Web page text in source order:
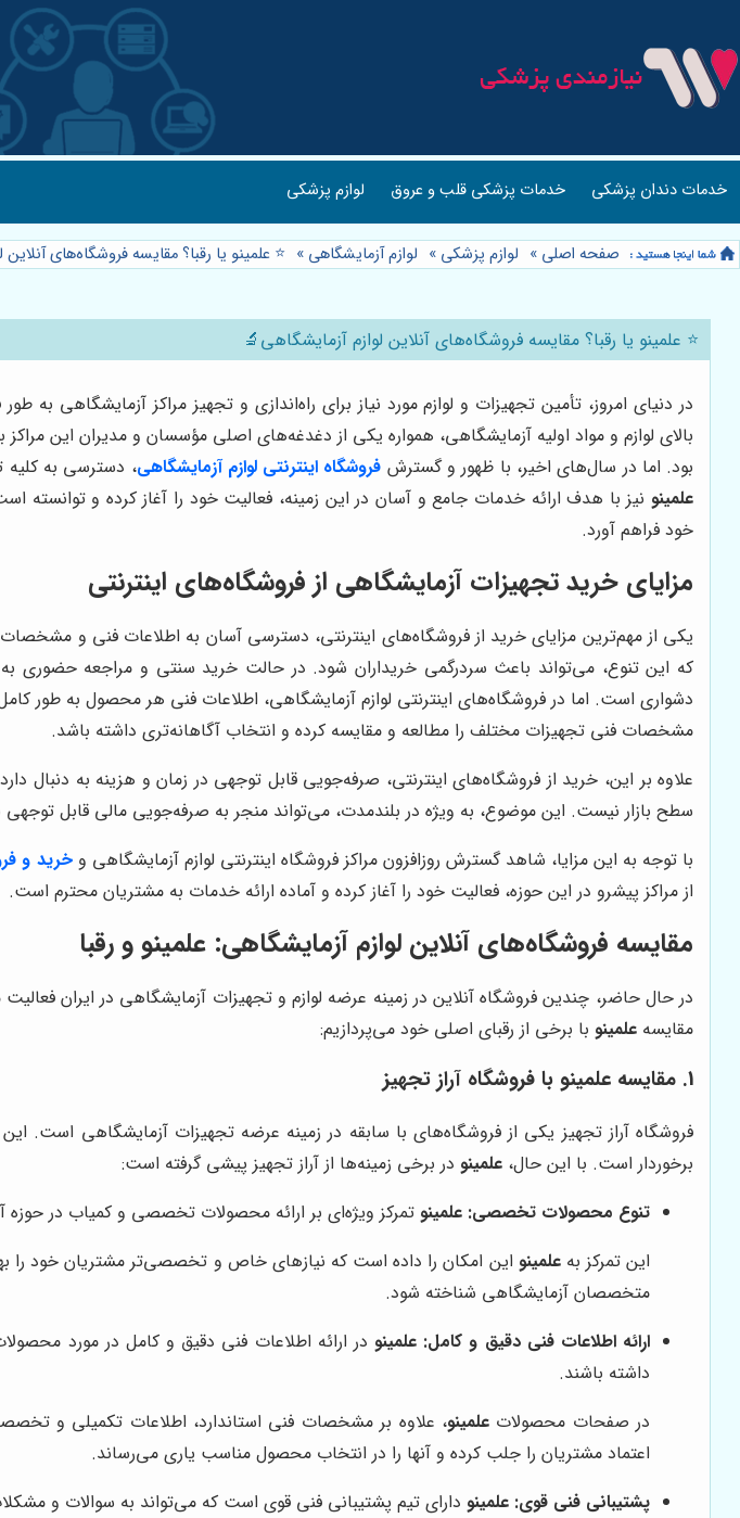
خدمات دندان پزشکی خدمات پزشکی قلب و عروق لوازم پزشکی
صفحه اصلی » لوازم پزشکی » لوازم آزمایشگاهی » ⭐️ علمینو یا رقبا؟ مقایسه فروشگاه‌های
⭐️ علمینو یا رقبا؟ مقایسه فروشگاه‌های آنلاین لوازم آزمایشگاهی🔬
در دنیای امروز، تأمین تجهیزات و لوازم مورد نیاز برای راه‌اندازی و تجهیز مراکز آزمایشگاهی
بالای لوازم و مواد اولیه آزمایشگاهی، همواره یکی از دغدغه‌های اصلی مؤسسان و مدیران این
بود. اما در سال‌های اخیر، با ظهور و گسترش فروشگاه اینترنتی لوازم آزمایشگاهی، دسترسی به کلیه
علمینونیز با هدف ارائه خدمات جامع و آسان در این زمینه، فعالیت خود را آغاز کرده و توانسته
خود فراهم آورد.
مزایای خرید تجهیزات آزمایشگاهی از فروشگاه‌های اینترنتی
یکی از مهم‌ترین مزایای خرید از فروشگاه‌های اینترنتی، دسترسی آسان به اطلاعات فنی و
که این تنوع، می‌تواند باعث سردرگمی خریداران شود. در حالت خرید سنتی و مراجعه حضوری
دشواری است. اما در فروشگاه‌های اینترنتی لوازم آزمایشگاهی، اطلاعات فنی هر محصول به طور
مشخصات فنی تجهیزات مختلف را مطالعه و مقایسه کرده و انتخاب آگاهانه‌تری داشته باشد.
علاوه بر این، خرید از فروشگاه‌های اینترنتی، صرفه‌جویی قابل توجهی در زمان و هزینه به
سطح بازار نیست. این موضوع، به ویژه در بلندمدت، می‌تواند منجر به صرفه‌جویی مالی قابل
با توجه به این مزایا، شاهد گسترش روزافزون مراکز فروشگاه اینترنتی لوازم آزمایشگاهی وخرید و
از مراکز پیشرو در این حوزه، فعالیت خود را آغاز کرده و آماده ارائه خدمات به مشتریان محترم است.
مقایسه فروشگاه‌های آنلاین لوازم آزمایشگاهی: علمینو و رقبا
در حال حاضر، چندین فروشگاه آنلاین در زمینه عرضه لوازم و تجهیزات آزمایشگاهی در ایران
مقایسه علمینو با برخی از رقبای اصلی خود می‌پردازیم:
1. مقایسه علمینوبا فروشگاه آراز تجهیز
فروشگاه آراز تجهیز یکی از فروشگاه‌های با سابقه در زمینه عرضه تجهیزات آزمایشگاهی است.
برخوردار است. با این حال، علمینودر برخی زمینه‌ها از آراز تجهیز پیشی گرفته است:
تنوع محصولات تخصصی: علمینوتمرکز ویژه‌ای بر ارائه محصولات تخصصی و کمیاب در حوزه
این تمرکز بهعلمینو این امکان را داده است که نیازهای خاص و تخصصی‌تر مشتریان خود را
متخصصان آزمایشگاهی شناخته شود.
ارائه اطلاعات فنی دقیق و کامل: علمینودر ارائه اطلاعات فنی دقیق و کامل در مورد
داشته باشند.
در صفحات محصولاتعلمینو، علاوه بر مشخصات فنی استاندارد، اطلاعات تکمیلی و
اعتماد مشتریان را جلب کرده و آنها را در انتخاب محصول مناسب یاری می‌رساند.
پشتیبانی فنی قوی: علمینودارای تیم پشتیبانی فنی قوی است که می‌تواند به سوالات و